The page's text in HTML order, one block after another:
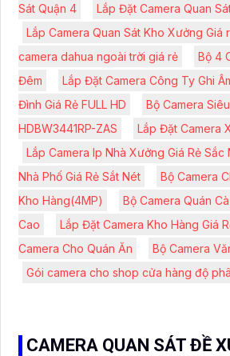
Sát Quận 4
Lắp Đặt Camera Quan
Lắp Camera Quan Sát Kho Xưởng Giá
camera dahua ngoài trời giá rẻ
Bộ 4
Đêm
Lắp Đặt Camera Công Ty Ghi
Đình Giá Rẻ FULL HD
Bộ Camera
HDBW3441RP-ZAS
Lắp Đặt Camera
Lắp Camera Ip Nhà Xưởng Giá Rẻ Sắc
Nhà Phố Giá Rẻ Sắt Nét
Bộ Camera
Kho Hàng(4MP)
Bộ Camera Quán
Cao
Lắp Đặt Camera Kho Hàng Giá
Camera Cho Quán Ăn
Bộ Camera
Gói camera cho shop cửa hàng độ
CAMERA QUAN SÁT ĐỀ